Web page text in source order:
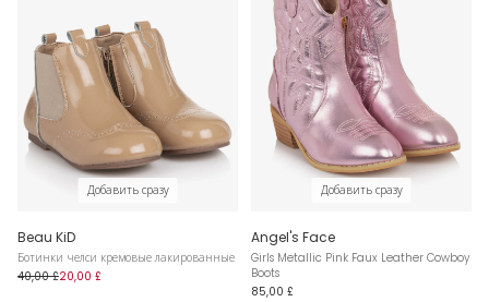
Добавить сразу
Beau KiD
Ботинки челси кремовые лакированные
40,00 £20,00 £
Добавить сразу
Angel's Face
Girls Metallic Pink Faux Leather Cowboy
Boots
85,00 £